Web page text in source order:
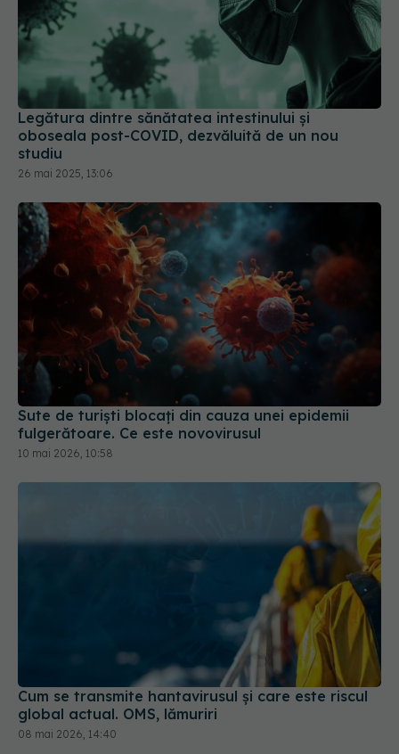
Legătura dintre sănătatea intestinului și
oboseala post-COVID, dezvăluită de un nou
studiu
26 mai 2025, 13:06
Sute de turiști blocați din cauza unei epidemii
fulgerătoare. Ce este novovirusul
10 mai 2026, 10:58
Cum se transmite hantavirusul și care este riscul
global actual. OMS, lămuriri
08 mai 2026, 14:40